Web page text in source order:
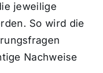
jeweilige
So wird die
Nachweise